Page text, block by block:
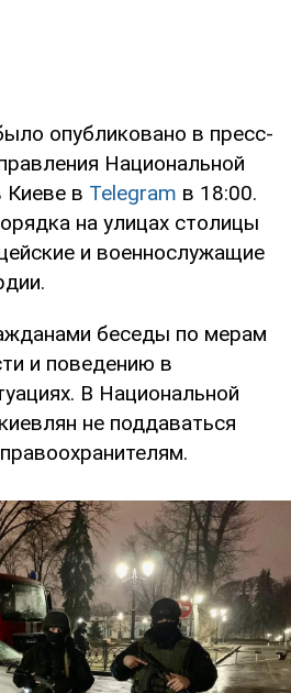
опубликовано в пресс-
Национальной
Киеве в Telegram в 18:00.
на улицах столицы
и военнослужащие
беседы по мерам
и поведению в
В Национальной
не поддаваться